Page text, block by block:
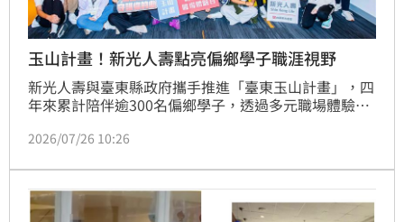
玉山計畫！新光人壽點亮偏鄉學子職涯視野
新光人壽與臺東縣政府攜手推進「臺東玉山計畫」，四
年來累計陪伴逾300名偏鄉學子，透過多元職場體驗與
事長魏寶生強調，青年是未來重要力量，該計畫針對偏
教學，有效提升學生的理財觀念與防詐意識。此外，透
過實務體驗讓學子接觸多元職業類別，突破地域限制與
視野侷限，協助青少年發掘自身專長。新壽未來將持續
2026/07/26 10:26